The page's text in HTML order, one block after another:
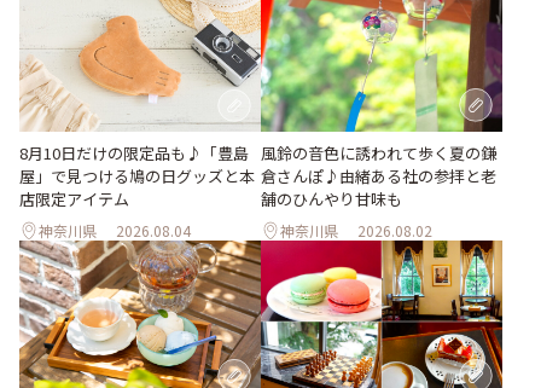
8月10日だけの限定品も♪「豊島
屋」で見つける鳩の日グッズと本
店限定アイテム
神奈川県 2026.08.04
風鈴の音色に誘われて歩く夏の鎌
倉さんぽ♪由緒ある社の参拝と老
舗のひんやり甘味も
神奈川県 2026.08.02